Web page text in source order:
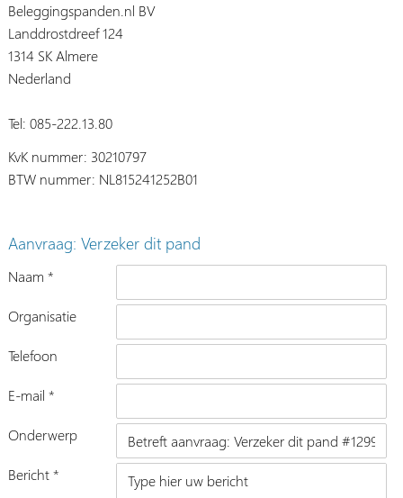
Beleggingspanden.nl BV
Landdrostdreef 124
1314 SK Almere
Nederland
Tel: 085-222.13.80
KvK nummer: 30210797
BTW nummer: NL815241252B01
Aanvraag: Verzeker dit pand
Naam *
Organisatie
Telefoon
E-mail *
Onderwerp
Bericht *